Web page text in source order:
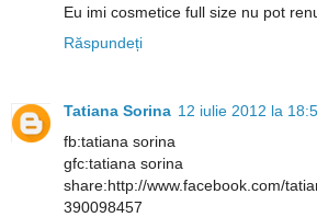
Eu imi cosmetice full size nu pot
Răspundeți
Tatiana Sorina 12 iulie 2012 la
fb:tatiana sorina
gfc:tatiana sorina
share:http://www.facebook.com/
390098457